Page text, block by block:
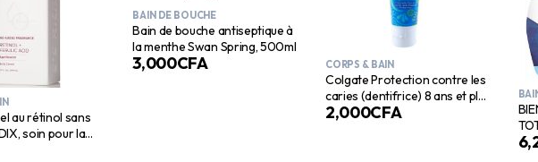
au rétinol sans
soin pour la
BAIN DE BOUCHE
Bain de bouche antiseptique à
la menthe Swan Spring, 500ml
3,000CFA CORPS & BAIN
Colgate Protection contre les
caries (dentifrice) 8 ans et plus
– 99 g
2,000CFA
de